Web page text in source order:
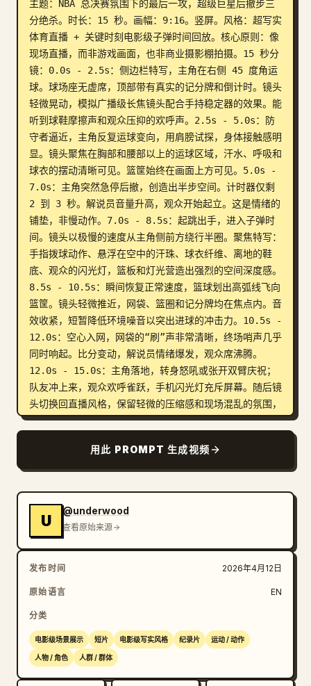
主题：NBA 总决赛氛围下的最后一攻，超级巨星后撤步三
分绝杀。时长：15 秒。画幅：9:16。竖屏。风格：超写实
体育直播 + 关键时刻电影级子弹时间回放。核心原则：像
现场直播，而非游戏画面，也非商业摄影棚拍摄。15 秒分
镜：0.0s - 2.5s：侧边栏特写，主角在右侧 45 度角运
球。球场座无虚席，顶部带有真实的记分牌和倒计时。镜头
轻微晃动，模拟广播级长焦镜头配合手持稳定器的效果。能
听到球鞋摩擦声和观众压抑的欢呼声。2.5s - 5.0s：防
守者逼近，主角反复运球变向，用肩膀试探，身体接触感明
显。镜头聚焦在胸部和腰部以上的运球区域，汗水、呼吸和
球衣的摆动清晰可见。篮筐始终在画面上方可见。5.0s -
7.0s：主角突然急停后撤，创造出半步空间。计时器仅剩
2 到 3 秒。解说员音量升高，观众开始起立。这是情绪的
铺垫，非慢动作。7.0s - 8.5s：起跳出手，进入子弹时
间。镜头以极慢的速度从主角侧前方绕行半圈。聚焦特写：
手指拨球动作、悬浮在空中的汗珠、球衣纤维、离地的鞋
底、观众的闪光灯，篮板和灯光营造出强烈的空间深度感。
8.5s - 10.5s：瞬间恢复正常速度，篮球划出高弧线飞向
篮筐。镜头轻微推近，网袋、篮圈和记分牌均在焦点内。音
效收紧，短暂降低环境噪音以突出进球的冲击力。10.5s -
12.0s：空心入网，网袋的“刷”声非常清晰，终场哨声几乎
同时响起。比分变动，解说员情绪爆发，观众席沸腾。
12.0s - 15.0s：主角落地，转身怒吼或张开双臂庆祝；
队友冲上来，观众欢呼雀跃，手机闪光灯充斥屏幕。随后镜
头切换回直播风格，保留轻微的压缩感和现场混乱的氛围，
如同捕捉比赛结束后的真实瞬间。
用此 PROMPT 生成视频
U
@underwood
查看原始来源
发布时间 2026年4月12日
原始语言 EN
分类
电影级场景展示 短片 电影级写实风格 纪录片 运动 / 动作
人物 / 角色 人群 / 群体